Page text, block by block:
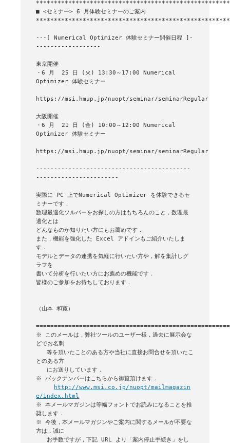
■ <セミナー> 6 月体験セミナーのご案内
---[ Numerical Optimizer 体験セミナー開催日程 ]-
------------------
東京開催
・6 月  25 日 (火) 13:30～17:00 Numerical
Optimizer 体験セミナー
https://msi.hmup.jp/nuopt/seminar/seminarRegular
大阪開催
・6 月  21 日 (金) 10:00～12:00 Numerical
Optimizer 体験セミナー
https://msi.hmup.jp/nuopt/seminar/seminarRegular
-------------------------------------------
-----------------------
実際に PC 上でNumerical Optimizer を体験できるセ
ミナーです．
数理最適化ソルバーをお探しの方はもちろんのこと，数理最
適化とは
どんなものか知りたい方にもお薦めです．
また，機能を強化した Excel アドインもご紹介いたしま
す．
モデルとデータの連携を気軽に行いたい方や，解を集計しグ
ラフを
書いて分析を行いたい方にお薦めの機能です．
皆様のご参加をお待ちしております．
（山本 和寛）
※ このメールは，弊社ツールのユーザー様，過去に展示会な
どでお名刺
   等を頂いたことのある方や当社に直接お問合せを頂いたこ
とのある方
※ バックナンバーはこちらから御覧頂けます．
http://www.msi.co.jp/nuopt/mailmagazin
e/index.html
※ 本メールマガジンは等幅フォントでお読みになることを推
奨します．
※ 今後，本メールマガジンやご案内に関するメールが不要な
方は，誠に